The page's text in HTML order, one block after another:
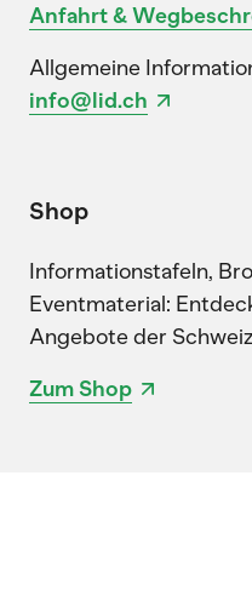
Anfahrt &
Allgemeine
info@lid.ch
Shop
Informationstafeln,
Eventmaterial:
Angebote der
Zum Shop